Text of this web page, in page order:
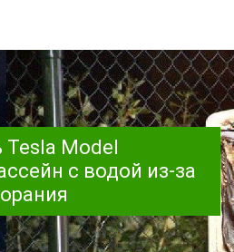
Model
с водой из-за